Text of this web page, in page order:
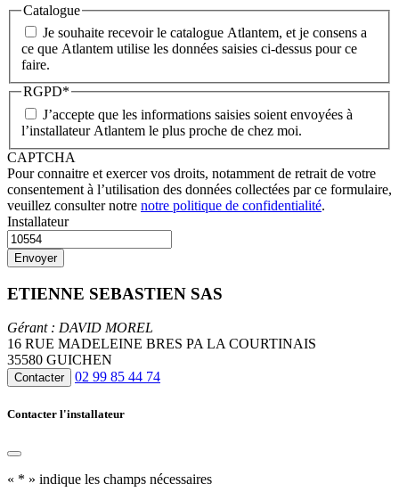
Catalogue
Je souhaite recevoir le catalogue Atlantem, et je consens a
ce que Atlantem utilise les données saisies ci-dessus pour ce
faire.
RGPD*
J’accepte que les informations saisies soient envoyées à
l’installateur Atlantem le plus proche de chez moi.
CAPTCHA
Pour connaitre et exercer vos droits, notamment de retrait de votre
consentement à l’utilisation des données collectées par ce formulaire,
veuillez consulter notre notre politique de confidentialité.
Installateur
ETIENNE SEBASTIEN SAS
Gérant : DAVID MOREL
16 RUE MADELEINE BRES PA LA COURTINAIS
35580 GUICHEN
Contacter 02 99 85 44 74
Contacter l'installateur
« * » indique les champs nécessaires